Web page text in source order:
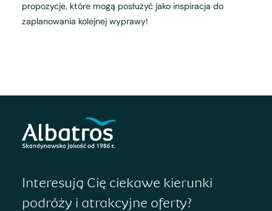
propozycje, które mogą posłużyć jako inspiracja do
zaplanowania kolejnej wyprawy!
Interesują Cię ciekawe kierunki
podróży i atrakcyjne oferty?